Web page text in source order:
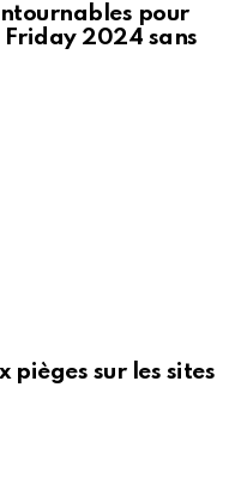
pour
Friday 2024 sans
pièges sur les sites